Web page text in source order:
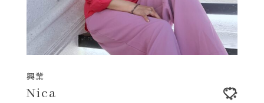
興業
Nica